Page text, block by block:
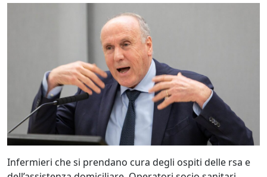
Infermieri che si prendano cura degli ospiti delle rsa e